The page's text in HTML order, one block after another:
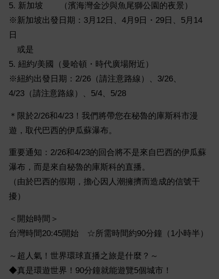
5. 新加坡 （濱海灣金沙與魚尾獅公園的夜景）
※新加坡出發日期：3月12日、4月9日・29日、5月14
日
或是
5. 紐約/美國（曼哈頓・時代廣場附近）
※紐約出發日期：2/26（請注意路線）、3/26、
4/23（請注意路線）、5/4、5/28
＊限於2/26和4/23！我們將帶您在秘魯的庫斯科市漫
遊，取代巴西的伊瓜蘇瀑布。
重要通知：2/26和4/23的回合將不是來自巴西的伊瓜蘇
瀑布，而是來自秘魯的庫斯科的直播。
（由於巴西的假期，擔心因人潮擁擠而造成的信號干
擾）
＜開始時間＞
台灣時間20:45開始 ☆所需時間約90分鐘（1小時半）
～超人氣！世界環球直播之旅是什麼？～
◆真是環遊世界！90分鐘就能遊覽5個城市！